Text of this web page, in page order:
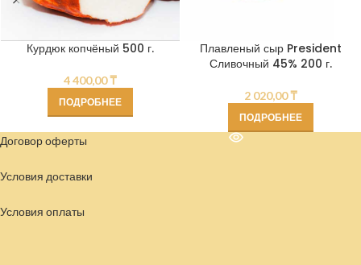
Курдюк копчёный 500 г.
4 400,00₸
ПОДРОБНЕЕ
Плавленый сыр President
Сливочный 45% 200 г.
2 020,00₸
ПОДРОБНЕЕ
Договор оферты
Условия доставки
Условия оплаты